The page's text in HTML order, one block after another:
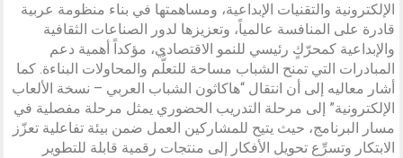
الإلكترونية والتقنيات الإبداعية، ومساهمتها في بناء منظومة عربية
قادرة على المنافسة عالمياً، وتعزيزها لدور الصناعات الثقافية
والإبداعية كمحرّكٍ رئيسي للنمو الاقتصادي، مؤكداً أهمية دعم
المبادرات التي تمنح الشباب مساحة للتعلُّم والمحاولات البناءة. كما
أشار معاليه إلى أن انتقال “هاكاثون الشباب العربي – نسخة الألعاب
الإلكترونية” إلى مرحلة التدريب الحضوري يمثل مرحلة مفصلية في
مسار البرنامج، حيث يتيح للمشاركين العمل ضمن بيئة تفاعلية تعزّز
الابتكار وتسرِّع تحويل الأفكار إلى منتجات رقمية قابلة للتطوير